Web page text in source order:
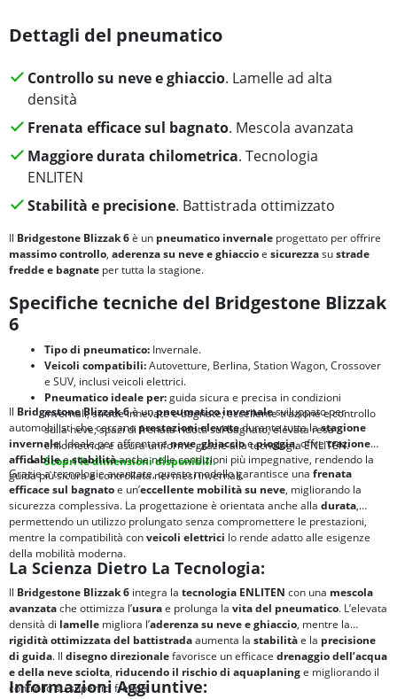
Dettagli del pneumatico
Controllo su neve e ghiaccio. Lamelle ad alta
densità
Frenata efficace sul bagnato. Mescola avanzata
Maggiore durata chilometrica. Tecnologia
ENLITEN
Stabilità e precisione. Battistrada ottimizzato
Il Bridgestone Blizzak 6è un pneumatico invernale progettato per offrire
massimo controllo, aderenza su neve e ghiaccioe sicurezzasustrade
fredde e bagnate per tutta la stagione.
Specifiche tecniche del Bridgestone Blizzak
6
Tipo di pneumatico: Invernale.
Veicoli compatibili:Autovetture, Berlina, Station Wagon, Crossover
e SUV, inclusi veicoli elettrici.
Pneumatico ideale per:guida sicura e precisa in condizioni
invernali; strade innevate e bagnate; eccellente trazione e controllo
sulla neve; spazi di frenata ridotti sul bagnato; elevata resa
chilometrica e usura uniforme grazie alla tecnologia ENLITEN.
Scopri le dimensioni disponibili.
Il Bridgestone Blizzak 6è unpneumatico invernalesviluppato per
automobilisti che cercano prestazioni elevatedurante tutta lastagione
invernale. Ideale per affrontareneve,ghiaccioepioggia, offretrazione
affidabileestabilitàanche nelle condizioni più impegnative, rendendo la
guida più sicura e controllata nei mesi invernali.
Grazie a tecnologie avanzate, questo modello garantisce una frenata
efficace sul bagnatoe un’eccellente mobilità su neve, migliorando la
sicurezza complessiva. La progettazione è orientata anche alla durata,
permettendo un utilizzo prolungato senza compromettere le prestazioni,
mentre la compatibilità conveicoli elettrici lo rende adatto alle esigenze
della mobilità moderna.
La Scienza Dietro La Tecnologia:
Il Bridgestone Blizzak 6 integra la tecnologia ENLITEN con una mescola
avanzatache ottimizza l’usurae prolunga la vita del pneumatico. L’elevata
densità di lamelle migliora l’aderenza su neve e ghiaccio, mentre la
rigidità ottimizzata del battistradaaumenta la stabilitàe la precisione
di guida. Il disegno direzionalefavorisce un efficace drenaggio dell’acqua
e della neve sciolta, riducendo il rischio di aquaplaninge migliorando il
controllo su superfici fredde.
Informazioni Aggiuntive: